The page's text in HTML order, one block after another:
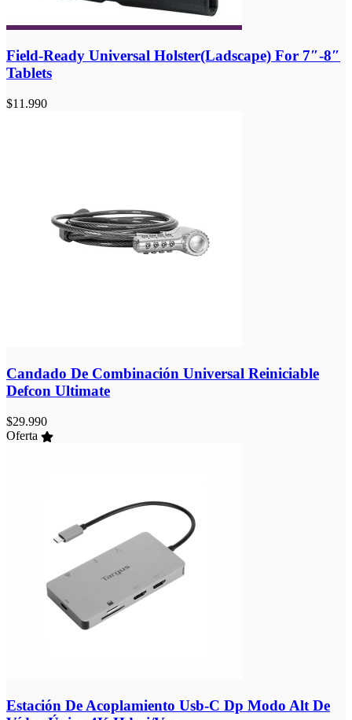
Field-Ready Universal Holster(Ladscape) For 7″-8″
Tablets
$11.990
Candado De Combinación Universal Reiniciable
Defcon Ultimate
$29.990
Oferta
Estación De Acoplamiento Usb-C Dp Modo Alt De